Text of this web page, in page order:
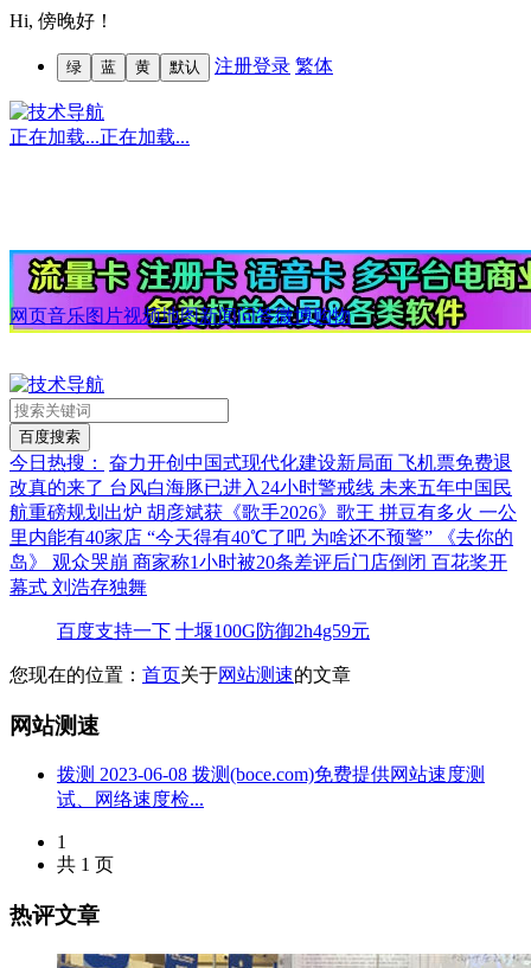
Hi, 傍晚好！
绿 蓝 黄 默认 注册登录 繁体
正在加载...正在加载...
网页音乐图片视频地图新闻问答微博购物
今日热搜： 奋力开创中国式现代化建设新局面 飞机票免费退
改真的来了 台风白海豚已进入24小时警戒线 未来五年中国民
航重磅规划出炉 胡彦斌获《歌手2026》歌王 拼豆有多火 一公
里内能有40家店 “今天得有40℃了吧 为啥还不预警”
《去你的
岛》 观众哭崩 商家称1小时被20条差评后门店倒闭 百花奖开
幕式 刘浩存独舞
百度支持一下 十堰100G防御2h4g59元
您现在的位置： 首页关于网站测速的文章
网站测速
拨测 2023-06-08 拨测(boce.com)免费提供网站速度测
试、网络速度检...
1
共 1 页
热评文章